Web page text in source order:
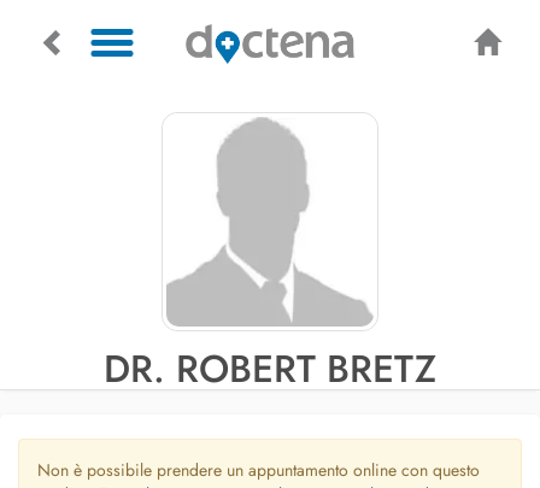
DR. ROBERT BRETZ
Non è possibile prendere un appuntamento online con questo